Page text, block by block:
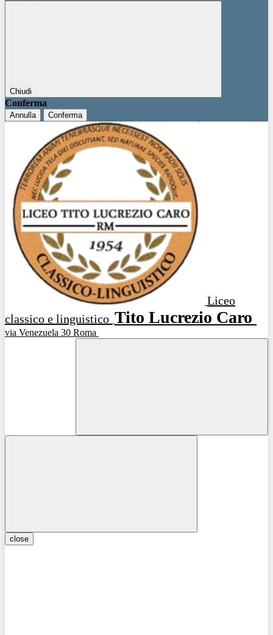
Chiudi
Conferma
Annulla Conferma
Liceo
classico e linguistico Tito Lucrezio Caro
via Venezuela 30 Roma
close